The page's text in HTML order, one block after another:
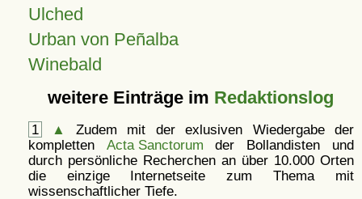
Ulched
Urban von Peñalba
Winebald
weitere Einträge im Redaktionslog
1 ▲
Zudem mit der exlusiven Wiedergabe der
kompletten Acta Sanctorum der Bollandisten und
durch persönliche Recherchen an über 10.000 Orten
die einzige Internetseite zum Thema mit
wissenschaftlicher Tiefe.